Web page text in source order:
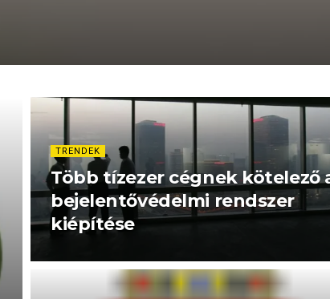
TRENDEK
Több tízezer cégnek kötelező
bejelentővédelmi rendszer
kiépítése